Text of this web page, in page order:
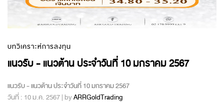
บทวิเคราะห์การลงทุน
แนวรับ - แนวต้าน ประจำวันที่ 10 มกราคม 2567
แนวรับ - แนวต้าน ประจำวันที่ 10 มกราคม 2567
วันที่ : 10 ม.ค. 2567 | byARRGoldTrading